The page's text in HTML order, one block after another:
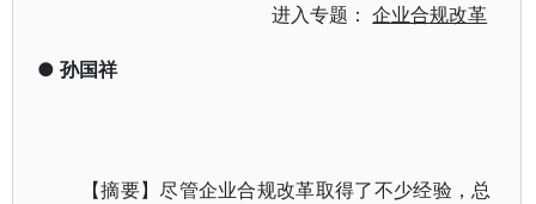
进入专题：企业合规改革
● 孙国祥
【摘要】尽管企业合规改革取得了不少经验，总